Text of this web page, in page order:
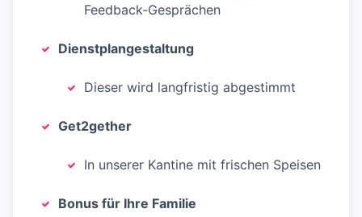
Feedback-Gesprächen
Dienstplangestaltung
Dieser wird langfristig abgestimmt
Get2gether
In unserer Kantine mit frischen Speisen
Bonus für Ihre Familie